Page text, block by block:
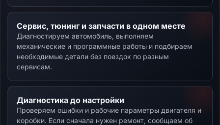
Сервис, тюнинг и запчасти в одном месте
Диагностируем автомобиль, выполняем
механические и программные работы и подбираем
необходимые детали без поездок по разным
сервисам.
Диагностика до настройки
Проверяем ошибки и рабочие параметры двигателя и
коробки. Если сначала нужен ремонт, сообщаем об